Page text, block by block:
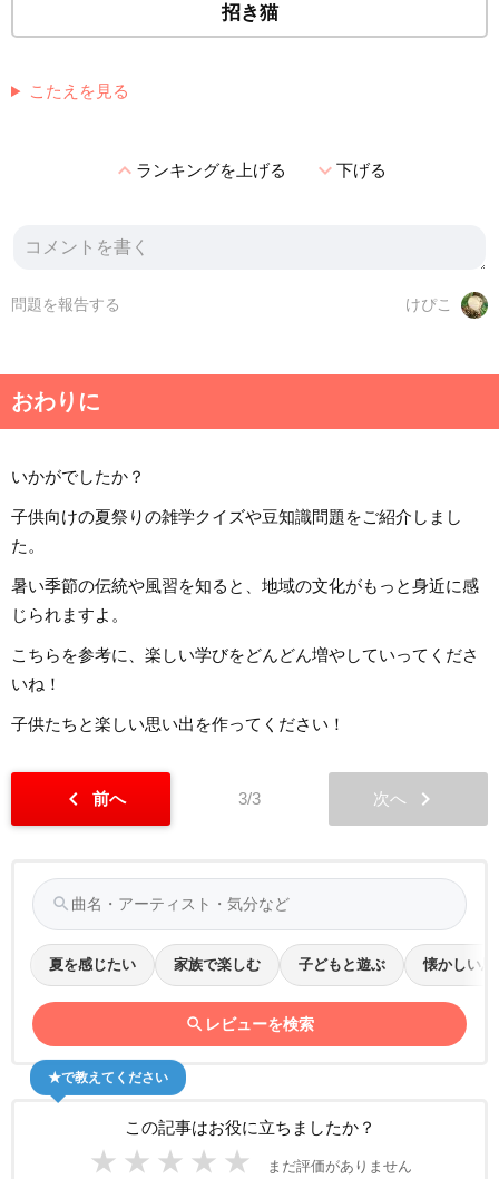
招き猫
こたえを見る
expand_lessランキングを上げる expand_more下げる
けぴこ
問題を報告する
おわりに
いかがでしたか？
子供向けの夏祭りの雑学クイズや豆知識問題をご紹介しまし
た。
暑い季節の伝統や風習を知ると、地域の文化がもっと身近に感
じられますよ。
こちらを参考に、楽しい学びをどんどん増やしていってくださ
いね！
子供たちと楽しい思い出を作ってください！
chevron_left 前へ 3/3 次へ chevron_right
search
夏を感じたい 家族で楽しむ 子どもと遊ぶ 懐かしい思
search レビューを検索
この記事はお役に立ちましたか？
★ ★ ★ ★ ★ まだ評価がありません
★で教えてください